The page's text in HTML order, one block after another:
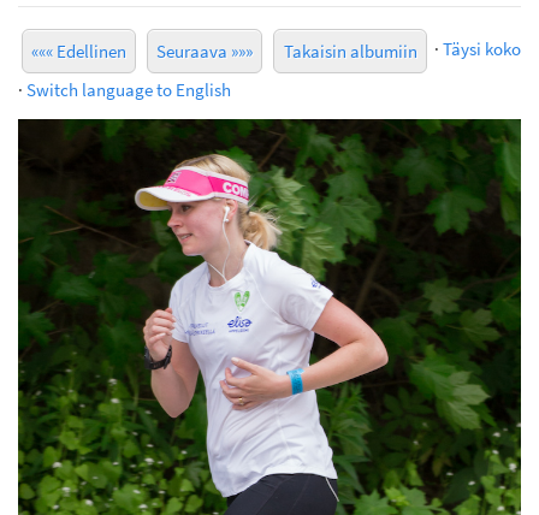
««« Edellinen Seuraava »»» Takaisin albumiin · Täysi koko
· Switch language to English